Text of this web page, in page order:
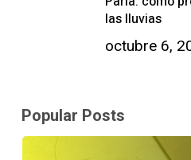
las lluvias
octubre 6,
Popular Posts